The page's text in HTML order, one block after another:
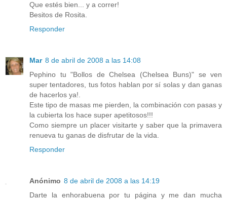
Que estés bien... y a correr!
Besitos de Rosita.
Responder
Mar 8 de abril de 2008 a las 14:08
Pephino tu "Bollos de Chelsea (Chelsea Buns)" se ven
super tentadores, tus fotos hablan por sí solas y dan ganas
de hacerlos ya!.
Este tipo de masas me pierden, la combinación con pasas y
la cubierta los hace super apetitosos!!!
Como siempre un placer visitarte y saber que la primavera
renueva tu ganas de disfrutar de la vida.
Responder
Anónimo 8 de abril de 2008 a las 14:19
Darte la enhorabuena por tu página y me dan mucha